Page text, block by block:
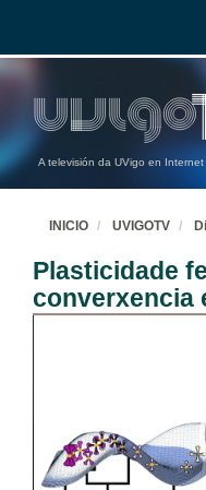
A televisión da UVigo en Internet
INICIO UVIGOTV
Plasticidade
converxencia